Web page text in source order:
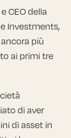
CEO della
Investments,
più
ai primi tre
di aver
di asset in